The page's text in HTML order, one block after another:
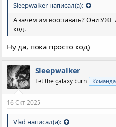
Sleepwalker написал(а):
А зачем им восставать? Они
код.
Ну да, пока просто код)
Sleepwalker
Let the galaxy burn
16 Окт 2025
Vlad написал(а):